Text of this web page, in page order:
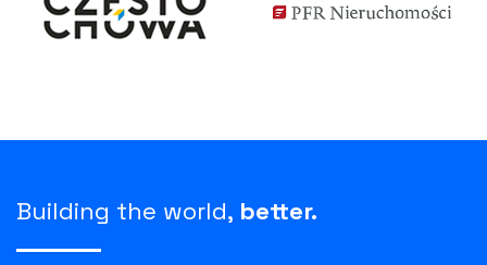
Building the world, better.